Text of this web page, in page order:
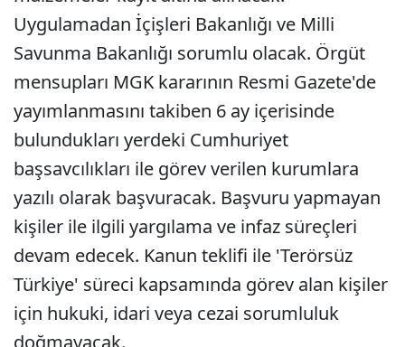
Uygulamadan İçişleri Bakanlığı ve Milli
Savunma Bakanlığı sorumlu olacak. Örgüt
mensupları MGK kararının Resmi Gazete'de
yayımlanmasını takiben 6 ay içerisinde
bulundukları yerdeki Cumhuriyet
başsavcılıkları ile görev verilen kurumlara
yazılı olarak başvuracak. Başvuru yapmayan
kişiler ile ilgili yargılama ve infaz süreçleri
devam edecek. Kanun teklifi ile 'Terörsüz
Türkiye' süreci kapsamında görev alan kişiler
için hukuki, idari veya cezai sorumluluk
doğmayacak.